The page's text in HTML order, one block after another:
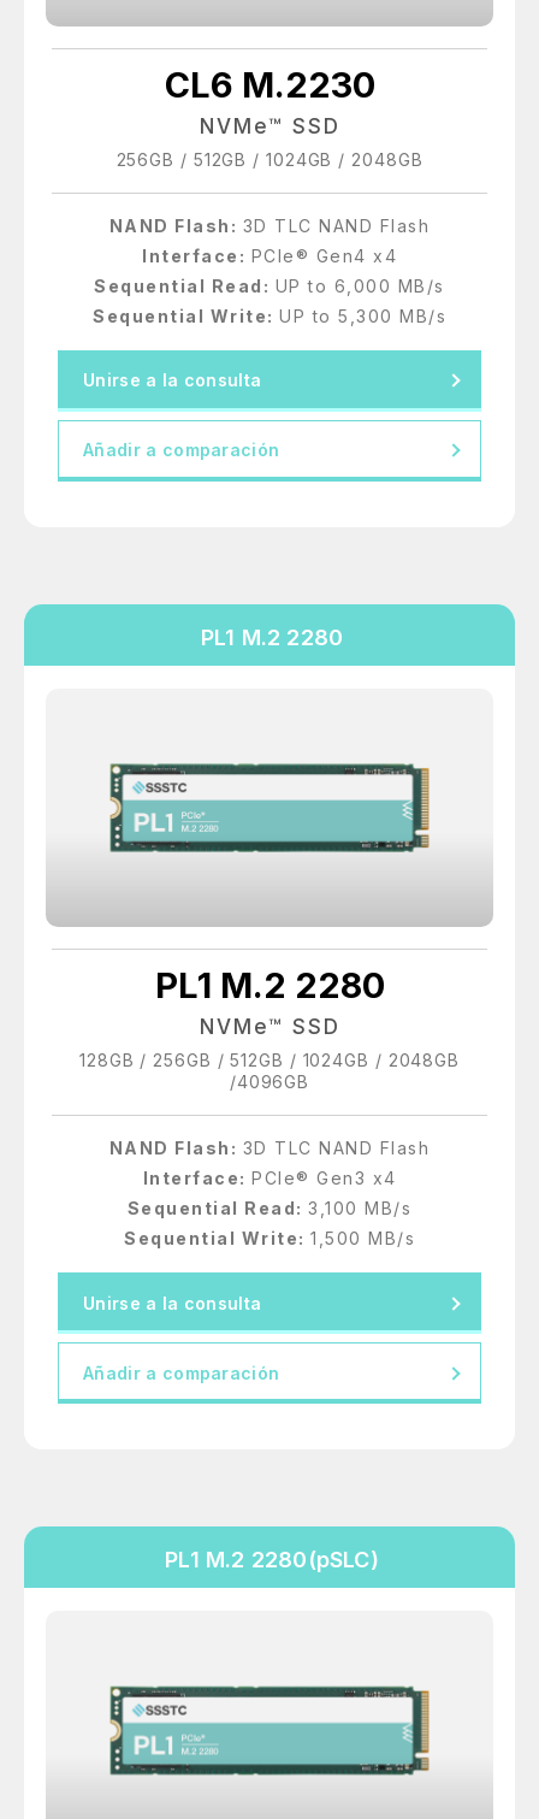
CL6 M.2230
NVMe™ SSD
256GB / 512GB / 1024GB / 2048GB
NAND Flash: 3D TLC NAND Flash
Interface: PCIe® Gen4 x4
Sequential Read: UP to 6,000 MB/s
Sequential Write: UP to 5,300 MB/s
Unirse a la consulta
Añadir a comparación
PL1 M.2 2280
PL1 M.2 2280
NVMe™ SSD
128GB / 256GB / 512GB / 1024GB / 2048GB
/4096GB
NAND Flash: 3D TLC NAND Flash
Interface: PCIe® Gen3 x4
Sequential Read:3,100 MB/s
Sequential Write: 1,500 MB/s
Unirse a la consulta
Añadir a comparación
PL1 M.2 2280(pSLC)